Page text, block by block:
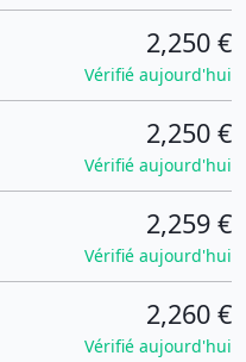
2,250 €
Vérifié aujourd'hui
2,250 €
Vérifié aujourd'hui
2,259 €
Vérifié aujourd'hui
2,260 €
Vérifié aujourd'hui